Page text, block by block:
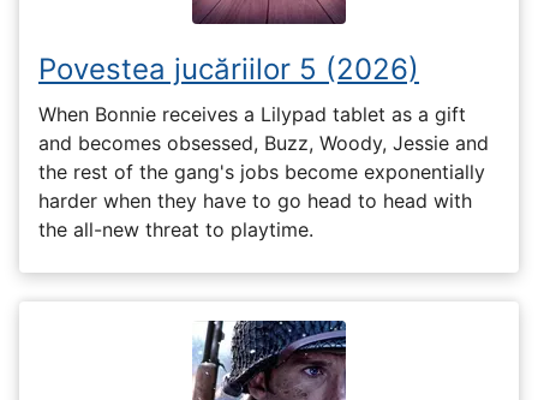
Povestea jucăriilor 5 (2026)
When Bonnie receives a Lilypad tablet as a gift
and becomes obsessed, Buzz, Woody, Jessie and
the rest of the gang's jobs become exponentially
harder when they have to go head to head with
the all-new threat to playtime.